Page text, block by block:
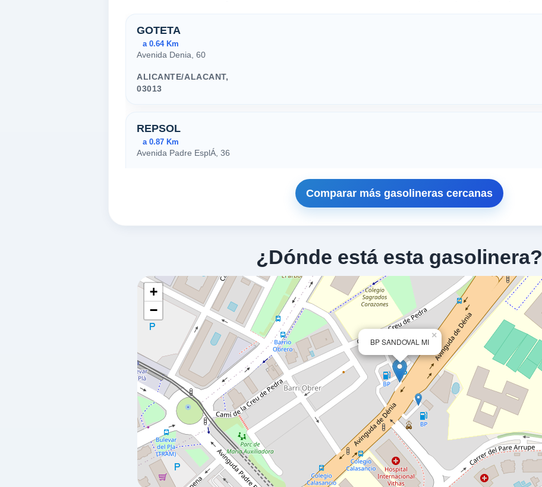
Estaciones cercanas en Alicante/Alacant
GOTETA
a 0.64 Km
Avenida Denia, 60
ALICANTE/ALACANT,
03013
REPSOL
a 0.87 Km
Avenida Padre EsplÁ, 36
PLENERGY
03013
ALCAMPO
Avenida Antonio Ramos Carratala, 56
ALICANTE/ALACANT,
03013
REPSOL
a 1.45 Km
Avenida Jijona, 88
ALICANTE/ALACANT,
03013
Comparar más gasolineras cercanas
¿Dónde está esta gasolinera?
BP SANDOVAL MI
×
+
−